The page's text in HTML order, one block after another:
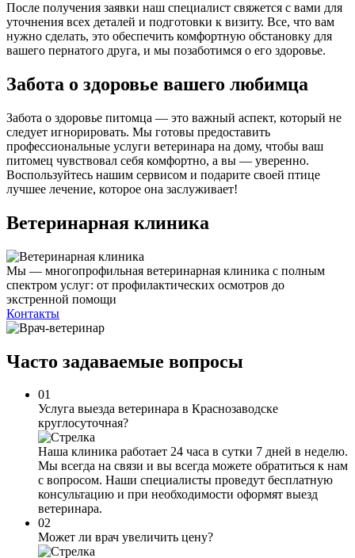
После получения заявки наш специалист свяжется с вами для
уточнения всех деталей и подготовки к визиту. Все, что вам
нужно сделать, это обеспечить комфортную обстановку для
вашего пернатого друга, и мы позаботимся о его здоровье.
Забота о здоровье вашего любимца
Забота о здоровье питомца — это важный аспект, который не
следует игнорировать. Мы готовы предоставить
профессиональные услуги ветеринара на дому, чтобы ваш
питомец чувствовал себя комфортно, а вы — уверенно.
Воспользуйтесь нашим сервисом и подарите своей птице
лучшее лечение, которое она заслуживает!
Ветеринарная клиника
Мы — многопрофильная ветеринарная клиника с полным
спектром услуг: от профилактических осмотров до
экстренной помощи
Контакты
Часто задаваемые вопросы
01
Услуга выезда ветеринара в Краснозаводске
круглосуточная?
Наша клиника работает 24 часа в сутки 7 дней в неделю.
Мы всегда на связи и вы всегда можете обратиться к нам
с вопросом. Наши специалисты проведут бесплатную
консультацию и при необходимости оформят выезд
ветеринара.
02
Может ли врач увеличить цену?